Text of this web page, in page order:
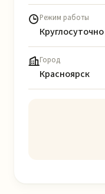
Режим работы
Круглосуточно
Город
Красноярск